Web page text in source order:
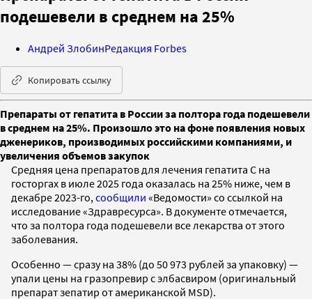
подешевели в среднем на 25%
Андрей ЗлобинРедакция Forbes
Копировать ссылку
Препараты от гепатита в России за полтора года подешевели
в среднем на 25%. Произошло это на фоне появления новых
дженериков, производимых российскими компаниями, и
увеличения объемов закупок
Средняя цена препаратов для лечения гепатита С на
госторгах в июле 2025 года оказалась на 25% ниже, чем в
декабре 2023-го, сообщили «Ведомости» со ссылкой на
исследование «Здравресурса». В документе отмечается,
что за полтора года подешевели все лекарства от этого
заболевания.
Особенно — сразу на 38% (до 50 973 рублей за упаковку) —
упали цены на гразопревир с элбасвиром (оригинальный
препарат зепатир от американской MSD).